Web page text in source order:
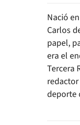
Nació
Carlos
papel,
era el
Tercera
deporte